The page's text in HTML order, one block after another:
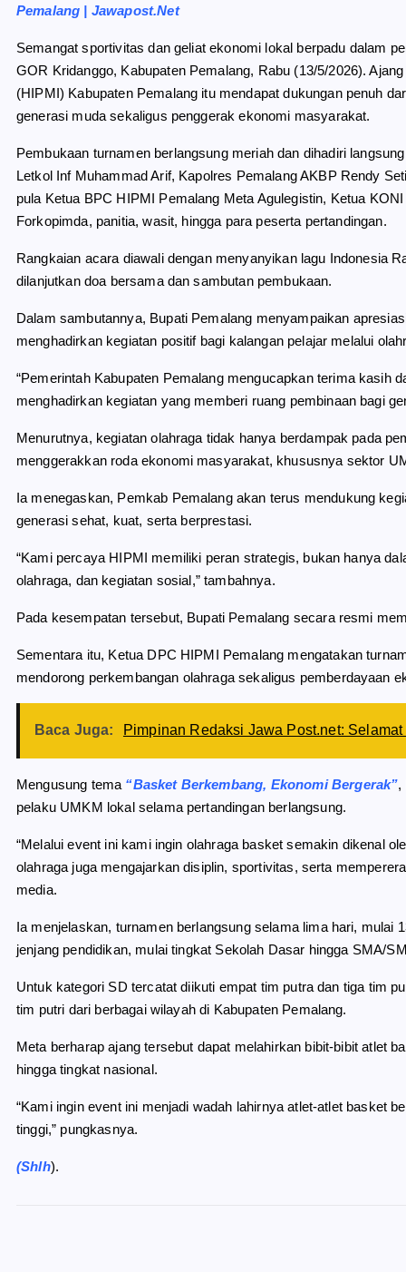
o
o
k
r
a
m
A
p
p
Pemalang | Jawapost.Net
Semangat sportivitas dan geliat ekonomi lokal berpadu dalam
GOR Kridanggo, Kabupaten Pemalang, Rabu (13/5/2026).
(HIPMI) Kabupaten Pemalang itu mendapat dukungan penuh
generasi muda sekaligus penggerak ekonomi masyarakat.
Pembukaan turnamen berlangsung meriah dan dihadiri
Letkol Inf Muhammad Arif, Kapolres Pemalang AKBP Rendy
pula Ketua BPC HIPMI Pemalang Meta Agulegistin, Ketua
Forkopimda, panitia, wasit, hingga para peserta pertandingan.
Rangkaian acara diawali dengan menyanyikan lagu Indonesia
dilanjutkan doa bersama dan sambutan pembukaan.
Dalam sambutannya, Bupati Pemalang menyampaikan
menghadirkan kegiatan positif bagi kalangan pelajar melalui
“Pemerintah Kabupaten Pemalang mengucapkan terima kasih
menghadirkan kegiatan yang memberi ruang pembinaan bagi
Menurutnya, kegiatan olahraga tidak hanya berdampak pada
menggerakkan roda ekonomi masyarakat, khususnya sektor
Ia menegaskan, Pemkab Pemalang akan terus mendukung
generasi sehat, kuat, serta berprestasi.
“Kami percaya HIPMI memiliki peran strategis, bukan hanya
olahraga, dan kegiatan sosial,” tambahnya.
Pada kesempatan tersebut, Bupati Pemalang secara resmi
Sementara itu, Ketua DPC HIPMI Pemalang mengatakan
mendorong perkembangan olahraga sekaligus pemberdayaan
Baca Juga: Pimpinan Redaksi Jawa Post.net:
Mengusung tema “Basket Berkembang, Ekonomi Bergerak”,
pelaku UMKM lokal selama pertandingan berlangsung.
“Melalui event ini kami ingin olahraga basket semakin dikenal
olahraga juga mengajarkan disiplin, sportivitas, serta
media.
Ia menjelaskan, turnamen berlangsung selama lima hari, mulai
jenjang pendidikan, mulai tingkat Sekolah Dasar hingga SMA/
Untuk kategori SD tercatat diikuti empat tim putra dan tiga tim
tim putri dari berbagai wilayah di Kabupaten Pemalang.
Meta berharap ajang tersebut dapat melahirkan bibit-bibit atlet
hingga tingkat nasional.
“Kami ingin event ini menjadi wadah lahirnya atlet-atlet basket
tinggi,” pungkasnya.
(Shlh).